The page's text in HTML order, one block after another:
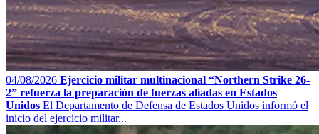
04/08/2026 Ejercicio militar multinacional “Northern Strike 26-
2” refuerza la preparación de fuerzas aliadas en Estados
Unidos El Departamento de Defensa de Estados Unidos informó el
inicio del ejercicio militar...